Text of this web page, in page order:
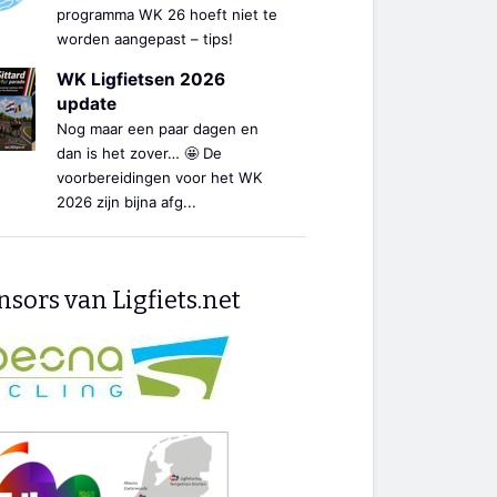
programma WK 26 hoeft niet te
worden aangepast – tips!
WK Ligfietsen 2026
update
Nog maar een paar dagen en
dan is het zover… 🤩 De
voorbereidingen voor het WK
2026 zijn bijna afg...
van Ligfiets.net